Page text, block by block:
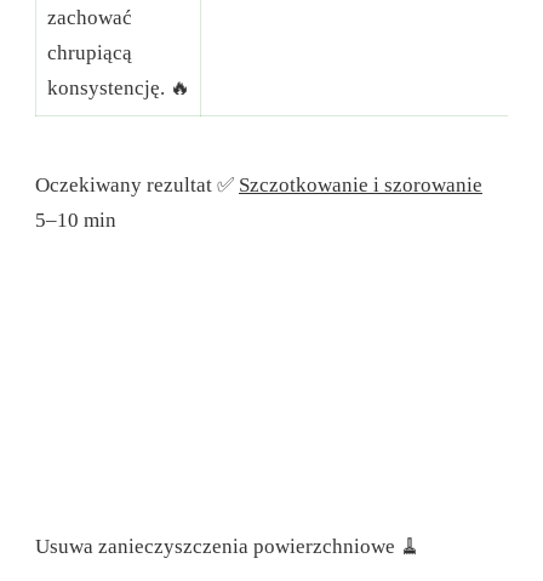
zachować
chrupiącą
konsystencję. 🔥
Oczekiwany rezultat ✅ Szczotkowanie i szorowanie
5–10 min
Usuwa zanieczyszczenia powierzchniowe 🧹